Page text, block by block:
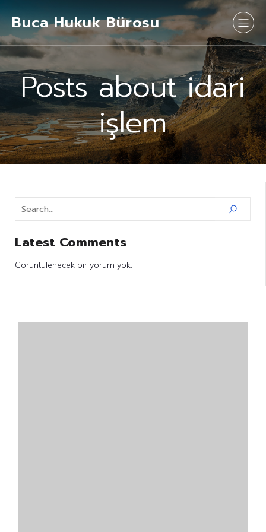
Buca Hukuk Bürosu
Posts about idari
işlem
Latest Comments
Görüntülenecek bir yorum yok.